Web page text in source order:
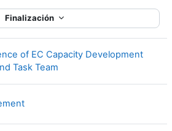
Finalización
of EC Capacity Development
Task Team